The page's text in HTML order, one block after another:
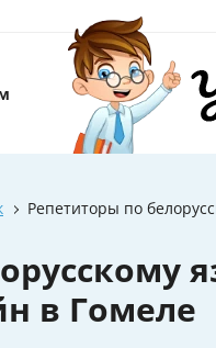
Репетиторы по
в Гомеле